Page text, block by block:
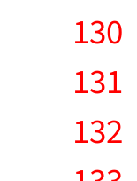
130
131
132